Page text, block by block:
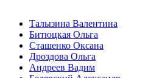
Талызина Валентина
Битюцкая Ольга
Сташенко Оксана
Дроздова Ольга
Андреев Вадим